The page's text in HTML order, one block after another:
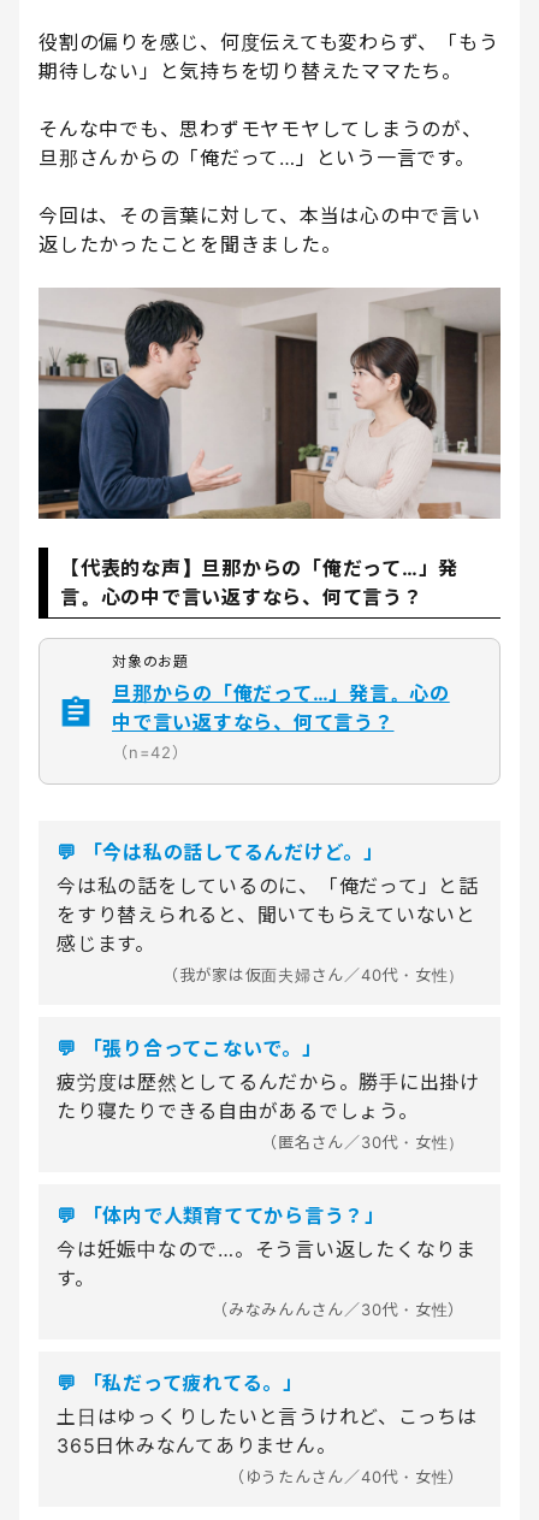
役割の偏りを感じ、何度伝えても変わらず、「もう
期待しない」と気持ちを切り替えたママたち。
そんな中でも、思わずモヤモヤしてしまうのが、
旦那さんからの「俺だって…」という一言です。
今回は、その言葉に対して、本当は心の中で言い
返したかったことを聞きました。
【代表的な声】旦那からの「俺だって…」発
言。心の中で言い返すなら、何て言う？
対象のお題
旦那からの「俺だって…」発言。心の
中で言い返すなら、何て言う？
（n=42）
💬 「今は私の話してるんだけど。」
今は私の話をしているのに、「俺だって」と話
をすり替えられると、聞いてもらえていないと
感じます。
（我が家は仮面夫婦さん／40代・女性）
💬 「張り合ってこないで。」
疲労度は歴然としてるんだから。勝手に出掛け
たり寝たりできる自由があるでしょう。
（匿名さん／30代・女性）
💬 「体内で人類育ててから言う？」
今は妊娠中なので…。そう言い返したくなりま
す。
（みなみんんさん／30代・女性）
💬 「私だって疲れてる。」
土日はゆっくりしたいと言うけれど、こっちは
365日休みなんてありません。
（ゆうたんさん／40代・女性）